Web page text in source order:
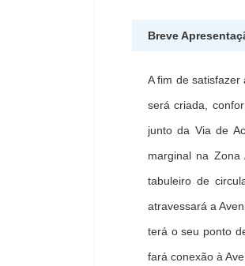
Breve
A fim de
será criada,
junto da Via de
marginal na Zona
tabuleiro de
atravessará a
terá o seu ponto
fará conexão à